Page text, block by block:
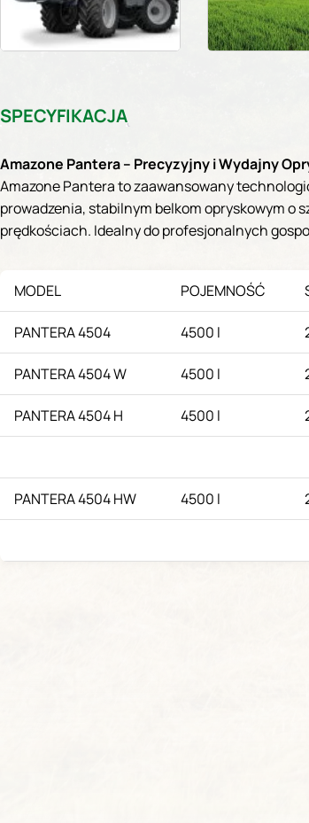
SPECYFIKACJA
Amazone Pantera – Precyzyjny i Wydajny
Amazone Pantera to zaawansowany
prowadzenia, stabilnym belkom opryskowym o
prędkościach. Idealny do profesjonalnych
MODEL POJEMNOŚĆ
PANTERA 4504 4500 l
PANTERA 4504 W 4500 l
PANTERA 4504 H 4500 l
PANTERA 4504 HW 4500 l